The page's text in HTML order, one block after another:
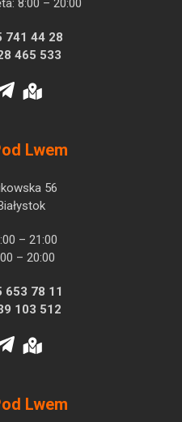
8:00 – 20:00
741 44 28
465 533
Lwem
56
– 21:00
– 20:00
653 78 11
103 512
Lwem